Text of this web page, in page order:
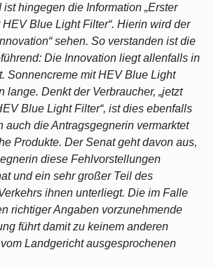
hingegen die Information „Erster
Blue Light Filter“. Hierin wird der
sehen. So verstanden ist die
Die Innovation liegt allenfalls in
Sonnencreme mit HEV Blue Light
lange. Denkt der Verbraucher, „jetzt
Blue Light Filter“, ist dies ebenfalls
auch die Antragsgegnerin vermarktet
Produkte. Der Senat geht davon aus,
diese Fehlvorstellungen
und ein sehr großer Teil des
ihnen unterliegt. Die im Falle
richtiger Angaben vorzunehmende
führt damit zu keinem anderen
Landgericht ausgesprochenen